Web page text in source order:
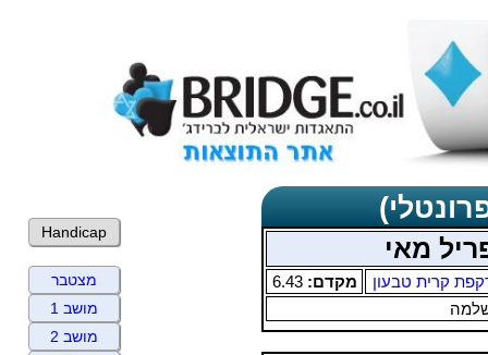
מאי
קרית טבעון מקדם:6.43
שלמה
Handicap
מצטבר
מושב 1
מושב 2